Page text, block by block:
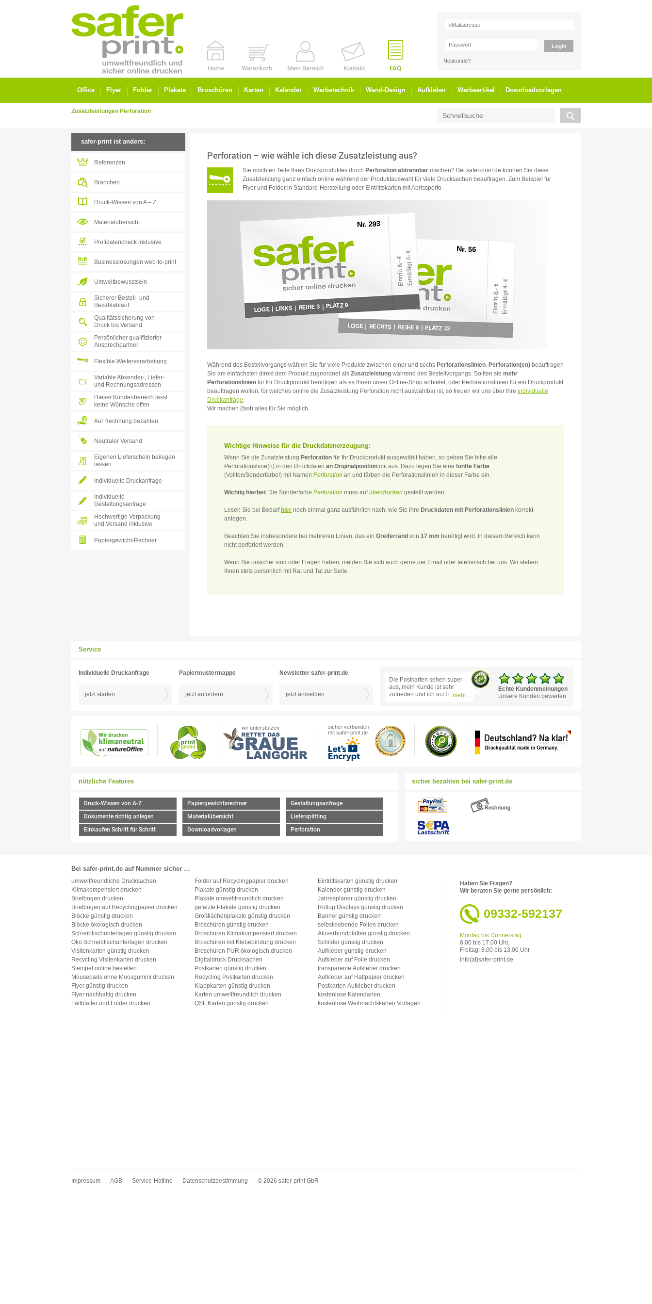
Home Warenkorb Mein Bereich Kontakt FAQ
Neukunde?
Office Flyer Folder Plakate Broschüren Karten Kalender Werbetechnik Wand-Design Aufkleber Werbeartikel Downloadvorlagen
Zusatzleistungen Perforation
safer-print ist anders:
Referenzen
Branchen
Druck-Wissen von A – Z
Materialübersicht
Profidatencheck inklusive
Businesslösungen web-to-print
Umweltbewusstsein
Sicherer Bestell- und
Bezahlablauf
Qualitätssicherung von
Druck bis Versand
Persönlicher qualifizierter
Ansprechpartner
Flexible Weiterverarbeitung
Variable Absender-, Liefer-
und Rechnungsadressen
Dieser Kundenbereich lässt
keine Wünsche offen
Auf Rechnung bezahlen
Neutraler Versand
Eigenen Lieferschein beilegen
lassen
Individuelle Druckanfrage
Individuelle
Gestaltungsanfrage
Hochwertige Verpackung
und Versand inklusive
Papiergewicht-Rechner
Perforation – wie wähle ich diese Zusatzleistung aus?
Sie möchten Teile Ihres Druckproduktes durch Perforation abtrennbar machen? Bei safer-print.de können Sie diese
Zusatzleistung ganz einfach online während der Produkt­auswahl für viele Drucksachen beauftragen. Zum Beispiel für
Flyer und Folder in Standard-Herstellung oder Eintrittskarten mit Abrissperfo.
Während des Bestellvorgangs wählen Sie für viele Produkte zwischen einer und sechs Perforationslinien. Perforation(en) beauftragen
Sie am einfachsten direkt dem Produkt zugeordnet als Zusatzleistung während des Bestellvorgangs. Sollten sie mehr
Perforationslinien für Ihr Druckprodukt benötigen als es Ihnen unser Online-Shop anbietet, oder Perforationslinien für ein Druckprodukt
beauftragen wollen, für welches online die Zusatzleistung Perforation nicht auswählbar ist, so freuen wir uns über Ihre individuelle
Druckanfrage.
Wir machen (fast) alles für Sie möglich.
Wichtige Hinweise für die Druckdatenerzeugung:
Wenn Sie die Zusatzleistung Perforation für Ihr Druckprodukt ausgewählt haben, so geben Sie bitte alle
Perforationslinie(n) in den Druckdaten an Originalposition mit aus. Dazu legen Sie eine fünfte Farbe
(Vollton/Sonderfarbe!) mit Namen Perforation an und färben die Perforationslinien in dieser Farbe ein.
Wichtig hierbei: Die Sonderfarbe Perforation muss aufüberdrucken gestellt werden.
Lesen Sie bei Bedarf hier noch einmal ganz ausführlich nach, wie Sie Ihre Druckdaten mit Perforationslinien korrekt
anlegen.
Beachten Sie insbesondere bei mehreren Linien, das ein Greiferrand von 17 mm benötigt wird. In diesem Bereich kann
nicht perforiert werden.
Wenn Sie unsicher sind oder Fragen haben, melden Sie sich auch gerne per Email oder telefonisch bei uns. Wir stehen
Ihnen stets persönlich mit Rat und Tat zur Seite.
Service
Individuelle Druckanfrage
jetzt starten
Papiermustermappe
jetzt anfordern
Newsletter safer-print.de
jetzt anmelden
Die Postkarten sehen super
aus, mein Kunde ist sehr
zufrieden und ich auch –
Echte Kundenmeinungen
Unsere Kunden bewerten
mehr ...
wir unterstützen
sicher verbunden
mit safer-print.de
nützliche Features
Druck-Wissen von A-Z
Dokumente richtig anlegen
Einkaufen Schritt für Schritt
Papiergewichtsrechner
Materialübersicht
Downloadvorlagen
Gestaltungsanfrage
Liefersplitting
Perforation
sicher bezahlen bei safer-print.de
Bei safer-print.de auf Nummer sicher …
umweltfreundliche Drucksachen
Klimakompensiert drucken
Briefbogen drucken
Briefbogen auf Recyclingpapier drucken
Blöcke günstig drucken
Blöcke ökologisch drucken
Schreibtischunterlagen günstig drucken
Öko Schreibtischunterlagen drucken
Visitenkarten günstig drucken
Recycling Visitenkarten drucken
Stempel online bestellen
Mousepads ohne Moosgummi drucken
Flyer günstig drucken
Flyer nachhaltig drucken
Faltblätter und Folder drucken
Folder auf Recyclingpapier drucken
Plakate günstig drucken
Plakate umweltfreundlich drucken
gefalzte Plakate günstig drucken
Großflächenplakate günstig drucken
Broschüren günstig drucken
Broschüren Klimakompensiert drucken
Broschüren mit Klebebindung drucken
Broschüren PUR ökologisch drucken
Digitaldruck Drucksachen
Postkarten günstig drucken
Recycling Postkarten drucken
Klappkarten günstig drucken
Karten umweltfreundlich drucken
QSL Karten günstig drucken
Eintrittskarten günstig drucken
Kalender günstig drucken
Jahresplaner günstig drucken
Rollup Displays günstig drucken
Banner günstig drucken
selbstklebende Folien drucken
Aluverbundplatten günstig drucken
Schilder günstig drucken
Aufkleber günstig drucken
Aufkleber auf Folie drucken
transparente Aufkleber drucken
Aufkleber auf Haftpapier drucken
Postkarten Aufkleber drucken
kostenlose Kalendarien
kostenlose Weihnachtskarten Vorlagen
Haben Sie Fragen?
Wir beraten Sie gerne persönlich:
09332-592137
Montag bis Donnerstag:
8.00 bis 17.00 Uhr,
Freitag: 8.00 bis 13.00 Uhr
info(at)safer-print.de
Impressum AGB Service-Hotline Datenschutzbestimmung © 2026 safer-print GbR